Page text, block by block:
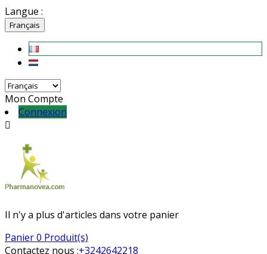
Langue :
Français
Mon Compte
Connexion

Il n'y a plus d'articles dans votre panier
Panier0 Produit(s)
Contactez nous :+3242642218